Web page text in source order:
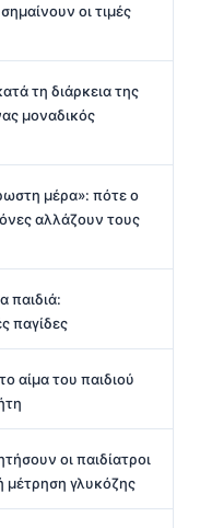
οι τιμές
τη διάρκεια της
μοναδικός
μέρα»: πότε ο
αλλάζουν τους
παιδιά:
παγίδες
αίμα του παιδιού
οι παιδίατροι
μέτρηση γλυκόζης